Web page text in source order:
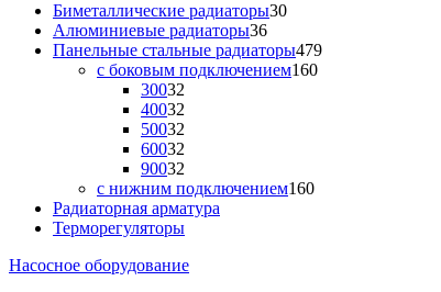
Биметаллические радиаторы30
Алюминиевые радиаторы36
Панельные стальные радиаторы479
с боковым подключением160
30032
40032
50032
60032
90032
с нижним подключением160
Радиаторная арматура
Терморегуляторы
Насосное оборудование